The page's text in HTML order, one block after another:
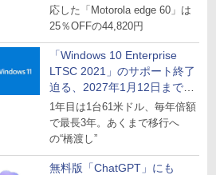
応した「Motorola edge 60」は
25％OFFの44,820円
「Windows 10 Enterprise
LTSC 2021」のサポート終了
迫る、2027年1月12日まで
～ESUは9月1日から販売
1年目は1台61米ドル、毎年倍額
で最長3年。あくまで移行へ
の“橋渡し”
無料版「ChatGPT」にも